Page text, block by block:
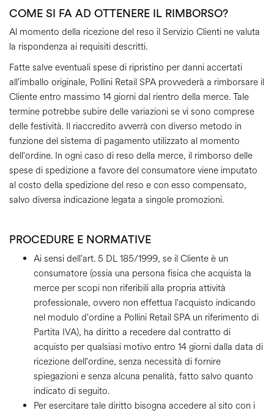
COME SI FA AD OTTENERE IL RIMBORSO?
Al momento della ricezione del reso il Servizio Clienti ne valuta
la rispondenza ai requisiti descritti.
Fatte salve eventuali spese di ripristino per danni accertati
all'imballo originale, Pollini Retail SPA provvederà a rimborsare il
Cliente entro massimo 14 giorni dal rientro della merce. Tale
termine potrebbe subire delle variazioni se vi sono comprese
delle festività. Il riaccredito avverrà con diverso metodo in
funzione del sistema di pagamento utilizzato al momento
dell'ordine. In ogni caso di reso della merce, il rimborso delle
spese di spedizione a favore del consumatore viene imputato
al costo della spedizione del reso e con esso compensato,
salvo diversa indicazione legata a singole promozioni.
PROCEDURE E NORMATIVE
Ai sensi dell'art. 5 DL 185/1999, se il Cliente è un
consumatore (ossia una persona fisica che acquista la
merce per scopi non riferibili alla propria attività
professionale, ovvero non effettua l'acquisto indicando
nel modulo d'ordine a Pollini Retail SPA un riferimento di
Partita IVA), ha diritto a recedere dal contratto di
acquisto per qualsiasi motivo entro 14 giorni dalla data di
ricezione dell'ordine, senza necessità di fornire
spiegazioni e senza alcuna penalità, fatto salvo quanto
indicato di seguito.
Per esercitare tale diritto bisogna accedere al sito con i